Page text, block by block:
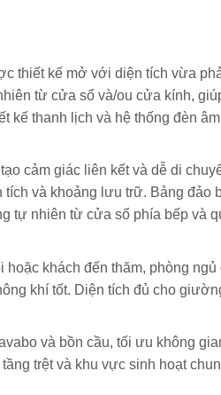
thiết kế mở với diện tích vừa
từ cửa sổ và/ou cửa kính,
kế thanh lịch và hệ thống đèn
cảm giác liên kết và dễ di
tích và khoảng lưu trữ. Bảng đảo
tự nhiên từ cửa sổ phía bếp và
khách đến thăm, phòng ngủ
khí tốt. Diện tích đủ cho
và bồn cầu, tối ưu không
trệt và khu vực sinh hoạt